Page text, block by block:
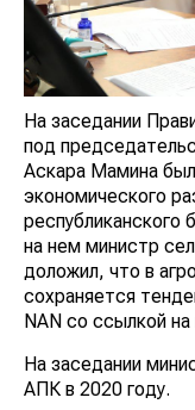
На заседании
под
Аскара Мамина
экономического
на нем министр
доложил, что в
сохраняется
NAN со ссылкой
На заседании
АПК в 2020 году.